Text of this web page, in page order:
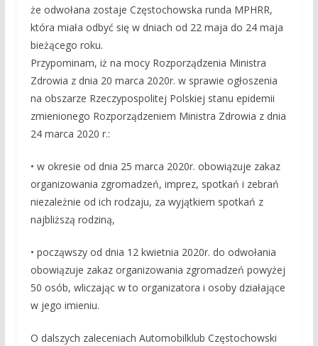
że odwołana zostaje Częstochowska runda MPHRR,
która miała odbyć się w dniach od 22 maja do 24 maja
bieżącego roku.
Przypominam, iż na mocy Rozporządzenia Ministra
Zdrowia z dnia 20 marca 2020r. w sprawie ogłoszenia
na obszarze Rzeczypospolitej Polskiej stanu epidemii
zmienionego Rozporządzeniem Ministra Zdrowia z dnia
24 marca 2020 r.:
• w okresie od dnia 25 marca 2020r. obowiązuje zakaz
organizowania zgromadzeń, imprez, spotkań i zebrań
niezależnie od ich rodzaju, za wyjątkiem spotkań z
najbliższą rodziną,
• począwszy od dnia 12 kwietnia 2020r. do odwołania
obowiązuje zakaz organizowania zgromadzeń powyżej
50 osób, wliczając w to organizatora i osoby działające
w jego imieniu.
O dalszych zaleceniach Automobilklub Częstochowski